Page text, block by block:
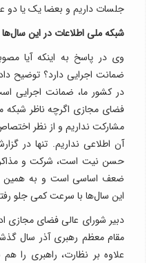
جلسات داریم و بعضا یک یا دو
شبکه ملی اطلاعات در این
وی در پاسخ به اینکه آیا
ضمانت اجرایی دارد؟ توضیح
در کشور ما، ضمانت اجرایی
فضای مجازی اگرچه ناظر شبکه
مشارکت نداریم و از نظر
آن اطلاعی نداریم. تنها در
حسن نیت است، شرکت و
ضعف اساسی است و به همین
این سال‌ها با سرعت کمی جلو
دبیر شورای عالی فضای مجازی
مقام معظم رهبری آذر سال
علاوه بر نظارت، راهبری را